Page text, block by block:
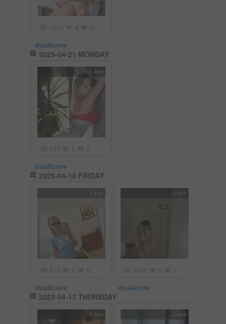
1003
duallcore
2025-04-21 MONDAY
1 éve
942
duallcore
2025-04-18 FRIDAY
1 éve
872 2
duallcore
1 éve
1343 6
duallcore
2025-04-17 THURSDAY
1 éve 1 éve